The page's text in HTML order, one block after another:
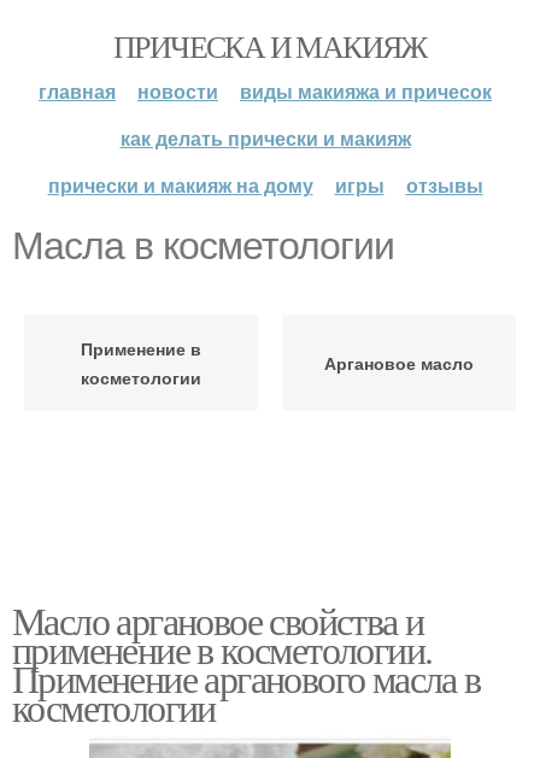
ПРИЧЕСКА И МАКИЯЖ
главная новости
виды макияжа и причесок
как делать прически и макияж
прически и макияж на дому
игры отзывы
Масла в косметологии
Применение в
косметологии
Аргановое масло
Масло аргановое свойства и
применение в косметологии.
Применение арганового масла в
косметологии